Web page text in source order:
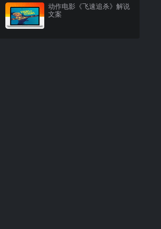
动作电影《飞速追杀》解说
文案